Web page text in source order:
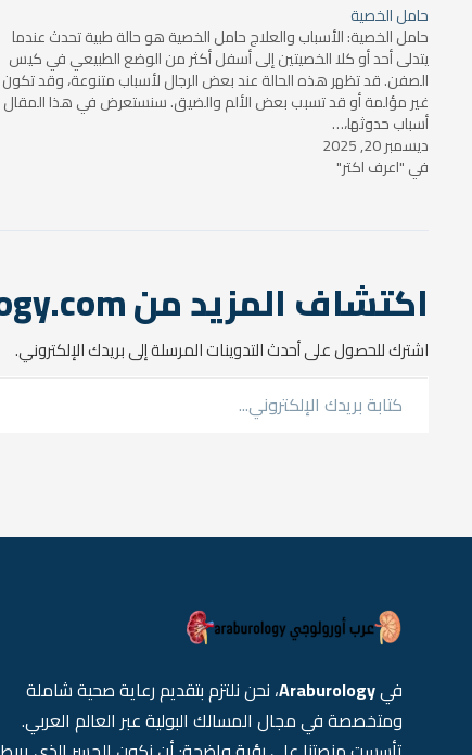
حامل الخصية
حامل الخصية: الأسباب والعلاج حامل الخصية هو حالة طبية تحدث عندما
يتدلى أحد أو كلا الخصيتين إلى أسفل أكثر من الوضع الطبيعي في كيس
الصفن. قد تظهر هذه الحالة عند بعض الرجال لأسباب متنوعة، وقد تكون
غير مؤلمة أو قد تسبب بعض الألم والضيق. سنستعرض في هذا المقال
أسباب حدوثها،…
ديسمبر 20, 2025
في "اعرف اكتر"
اكتشاف المزيد من araburology.com
اشترك للحصول على أحدث التدوينات المرسلة إلى بريدك الإلكتروني.
فيAraburology، نحن نلتزم بتقديم رعاية صحية شاملة
ومتخصصة في مجال المسالك البولية عبر العالم العربي.